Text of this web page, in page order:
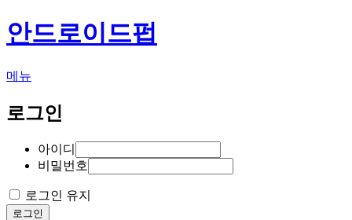
안드로이드펍
메뉴
로그인
아이디
비밀번호
로그인 유지
로그인